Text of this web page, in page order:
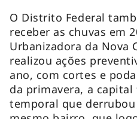
O Distrito Federal
receber as chuvas em
Urbanizadora da Nova
realizou ações
ano, com cortes e
da primavera, a
temporal que